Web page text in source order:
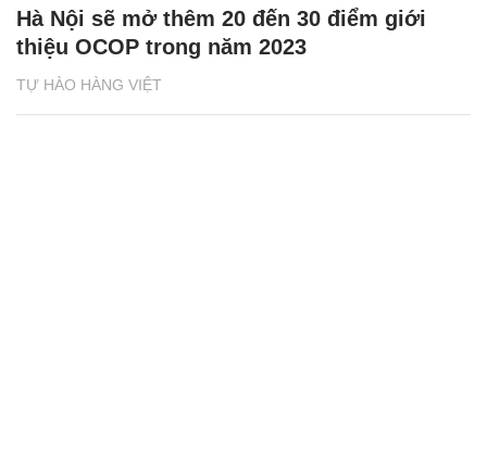
TỰ HÀO HÀNG VIỆT
Hà Nội sẽ mở thêm 20 đến 30 điểm giới
thiệu OCOP trong năm 2023